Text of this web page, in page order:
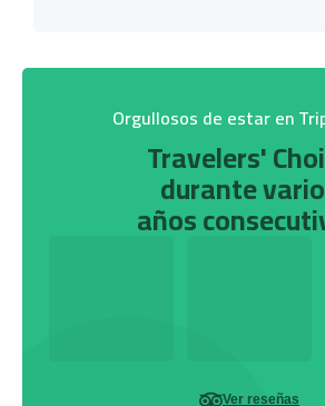
Orgullosos de estar en
Travelers'
durante
años
Ver reseñas